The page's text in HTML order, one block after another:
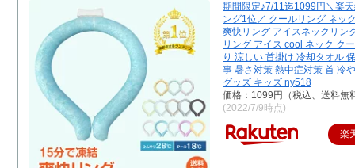
期間限定♪7/11迄1099円＼楽
ング1位／ クールリング ネッ
爽快リング アイスネックリン
リング アイス cool ネック ク
り 涼しい 首掛け 冷却タオル
事 暑さ対策 熱中症対策 首 冷
グッズ キッズ ny518
価格：1099円（税込、送料無
(2022/7/9時点)
楽